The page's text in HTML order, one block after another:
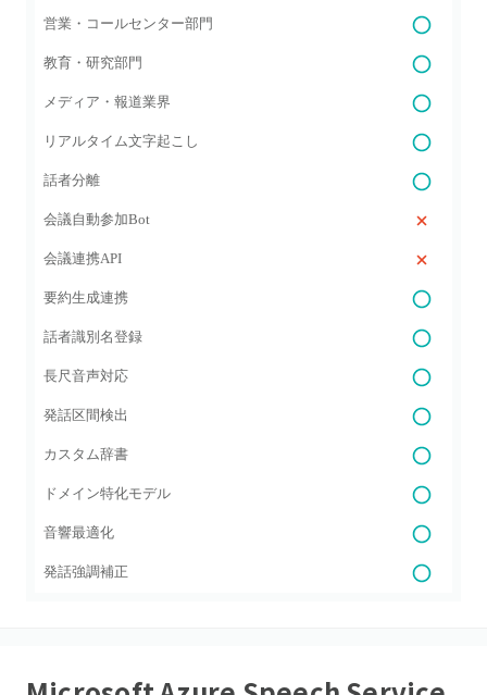
営業・コールセンター部門
教育・研究部門
メディア・報道業界
リアルタイム文字起こし
話者分離
会議自動参加Bot
会議連携API
要約生成連携
話者識別名登録
長尺音声対応
発話区間検出
カスタム辞書
ドメイン特化モデル
音響最適化
発話強調補正